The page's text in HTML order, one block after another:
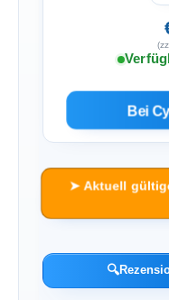
Bei
➤ Aktuell
🔍